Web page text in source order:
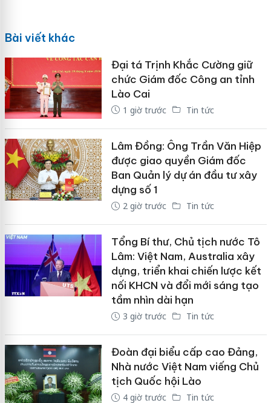
Bài viết khác
Đại tá Trịnh Khắc Cường giữ
chức Giám đốc Công an tỉnh
Lào Cai
1 giờ trước Tin tức
Lâm Đồng: Ông Trần Văn Hiệp
được giao quyền Giám đốc
Ban Quản lý dự án đầu tư xây
dựng số 1
2 giờ trước Tin tức
Tổng Bí thư, Chủ tịch nước Tô
Lâm: Việt Nam, Australia xây
dựng, triển khai chiến lược kết
nối KHCN và đổi mới sáng tạo
tầm nhìn dài hạn
3 giờ trước Tin tức
Đoàn đại biểu cấp cao Đảng,
Nhà nước Việt Nam viếng Chủ
tịch Quốc hội Lào
4 giờ trước Tin tức